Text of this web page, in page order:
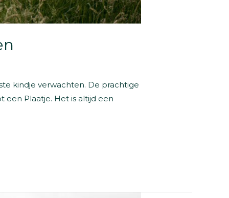
kindje verwachten. De prachtige
Plaatje. Het is altijd een